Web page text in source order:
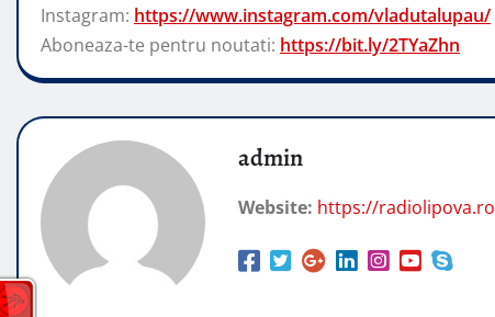
Instagram: https://www.instagram.com/vladutalupau/
Aboneaza-te pentru noutati: https://bit.ly/2TYaZhn
admin
Website: https://radiolipova.ro